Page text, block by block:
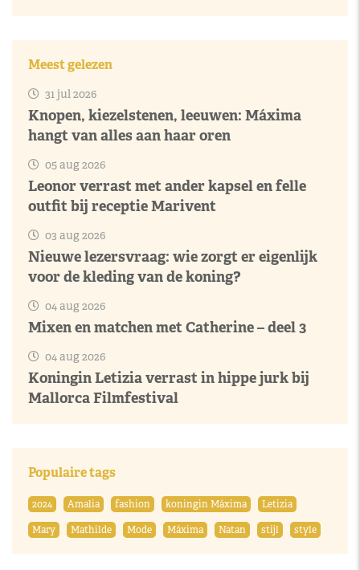
Meest gelezen
31 jul 2026
Knopen, kiezelstenen, leeuwen: Máxima
hangt van alles aan haar oren
05 aug 2026
Leonor verrast met ander kapsel en felle
outfit bij receptie Marivent
03 aug 2026
Nieuwe lezersvraag: wie zorgt er eigenlijk
voor de kleding van de koning?
04 aug 2026
Mixen en matchen met Catherine – deel 3
04 aug 2026
Koningin Letizia verrast in hippe jurk bij
Mallorca Filmfestival
Populaire tags
2024 Amalia fashion koningin Máxima
Letizia
Mary
Mathilde Mode Máxima Natan stijl style